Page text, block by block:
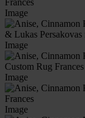
Image
Image
Image
Image